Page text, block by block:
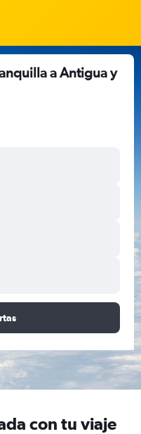
a Antigua y
con tu viaje